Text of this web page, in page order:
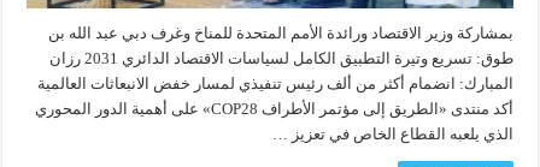
بمشاركة وزير الاقتصاد ورائدة الأمم المتحدة للمناخ وغرف دبي عبد الله بن
طوق: تسريع وتيرة التطبيق الكامل لسياسات الاقتصاد الدائري 2031 رزان
المبارك: انضمام أكثر من ألف رئيس تنفيذي لمسار خفض الانبعاثات العالمية
أكد منتدى «الطريق إلى مؤتمر الأطراف COP28» على أهمية الدور المحوري
الذي يلعبه القطاع الخاص في تعزيز …